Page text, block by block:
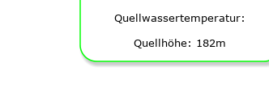
Quellwassertemperatur:
Quellhöhe: 182m